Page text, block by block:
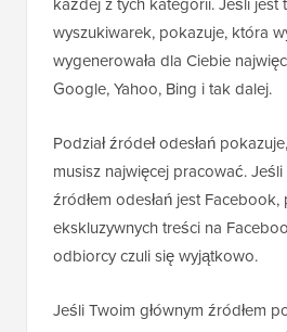
wyszukiwarek, pokazuje, która
wygenerowała dla Ciebie
Google, Yahoo, Bing i tak dalej.
Podział źródeł odesłań
musisz najwięcej pracować. Jeśli
źródłem odesłań jest
ekskluzywnych treści na
odbiorcy czuli się wyjątkowo.
Jeśli Twoim głównym źródłem